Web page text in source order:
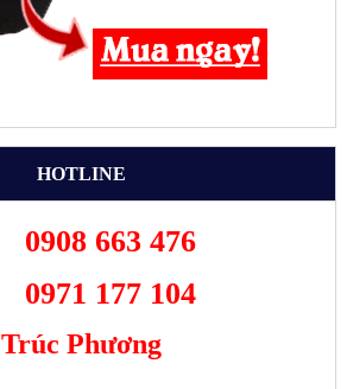
HOTLINE
0908 663 476
0971 177 104
Trúc Phương